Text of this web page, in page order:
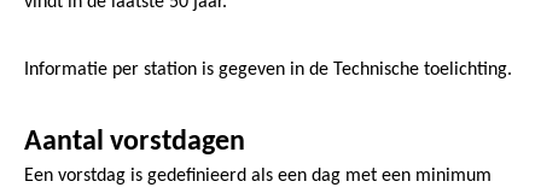
Informatie per station is gegeven in de Technische toelichting.
Aantal vorstdagen
Een vorstdag is gedefinieerd als een dag met een minimum